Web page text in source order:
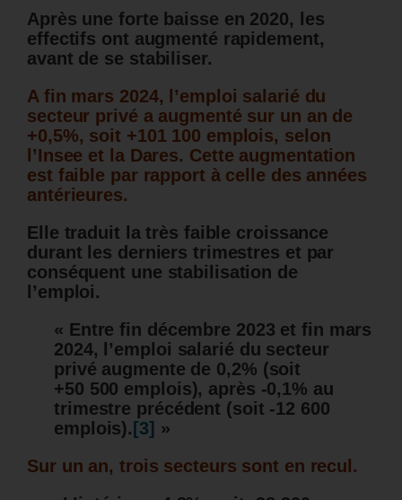
Après une forte baisse en 2020, les
effectifs ont augmenté rapidement,
avant de se stabiliser.
A fin mars 2024, l’emploi salarié du
secteur privé a augmenté sur un an de
+0,5%, soit +101 100 emplois, selon
l’Insee et la Dares. Cette augmentation
est faible par rapport à celle des années
antérieures.
Elle traduit la très faible croissance
durant les derniers trimestres et par
conséquent une stabilisation de
l’emploi.
« Entre fin décembre 2023 et fin mars
2024, l’emploi salarié du secteur
privé augmente de 0,2% (soit
+50 500 emplois), après -0,1% au
trimestre précédent (soit -12 600
emplois). [3] »
Sur un an, trois secteurs sont en recul.